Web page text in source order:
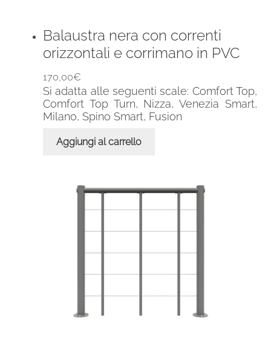
Balaustra nera con correnti
orizzontali e corrimano in PVC
170,00€
Si adatta alle seguenti scale: Comfort Top,
Comfort Top Turn, Nizza, Venezia Smart,
Milano, Spino Smart, Fusion
Aggiungi al carrello